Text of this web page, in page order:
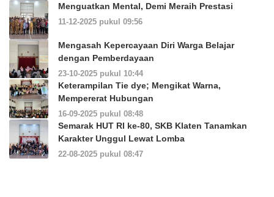
Menguatkan Mental, Demi Meraih Prestasi
11-12-2025 pukul 09:56
Mengasah Kepercayaan Diri Warga Belajar
dengan Pemberdayaan
23-10-2025 pukul 10:44
Keterampilan Tie dye; Mengikat Warna,
Mempererat Hubungan
16-09-2025 pukul 08:48
Semarak HUT RI ke-80, SKB Klaten Tanamkan
Karakter Unggul Lewat Lomba
22-08-2025 pukul 08:47